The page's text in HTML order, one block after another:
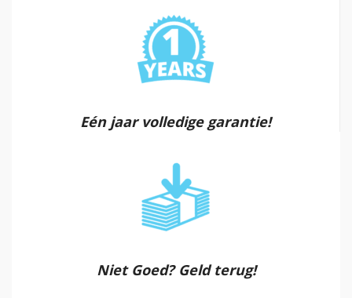
Eén jaar volledige garantie!
Niet Goed? Geld terug!